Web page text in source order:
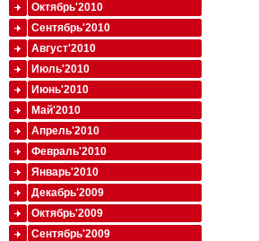
Октябрь'2010
Сентябрь'2010
Август'2010
Июль'2010
Июнь'2010
Май'2010
Апрель'2010
Февраль'2010
Январь'2010
Декабрь'2009
Октябрь'2009
Сентябрь'2009